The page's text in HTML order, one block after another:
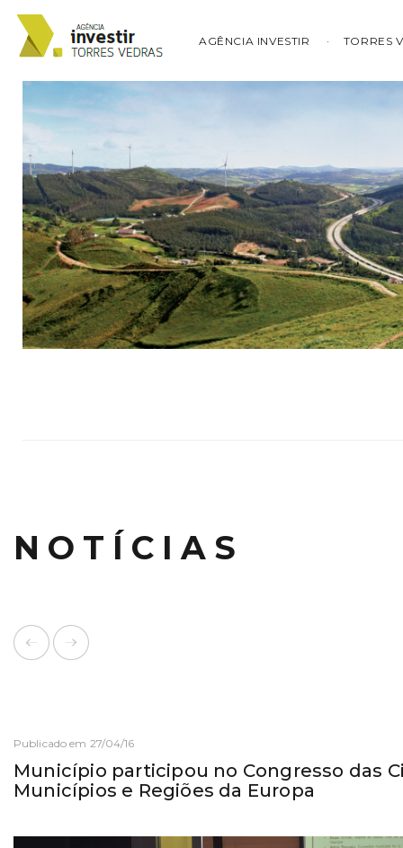
AGÊNCIA INVESTIR TORRES
NOTÍCIAS
Publicado em 27/04/16
Município participou no Congresso das
Municípios e Regiões da Europa